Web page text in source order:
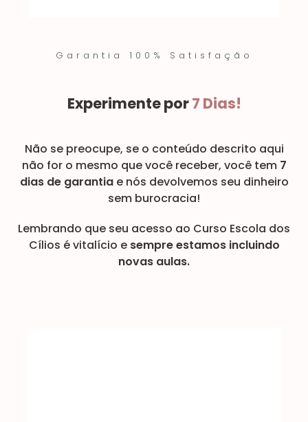
Garantia 100% Satisfação
Experimente por7 Dias!
Não se preocupe, se o conteúdo descrito aqui
não for o mesmo que você receber, você tem 7
dias de garantiae nós devolvemos seu dinheiro
sem burocracia!
Lembrando que seu acesso ao Curso Escola dos
Cílios é vitalício e sempre estamos incluindo
novas aulas.